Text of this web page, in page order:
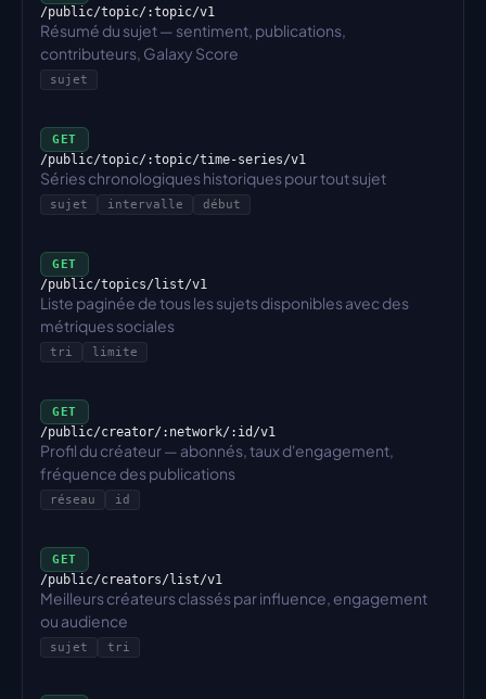
/public/topic/:topic/v1
Résumé du sujet — sentiment, publications,
contributeurs, Galaxy Score
sujet
GET
/public/topic/:topic/time-series/v1
Séries chronologiques historiques pour tout sujet
sujet intervalle début
GET
/public/topics/list/v1
Liste paginée de tous les sujets disponibles avec des
métriques sociales
tri limite
GET
/public/creator/:network/:id/v1
Profil du créateur — abonnés, taux d'engagement,
fréquence des publications
réseau id
GET
/public/creators/list/v1
Meilleurs créateurs classés par influence, engagement
ou audience
sujet tri